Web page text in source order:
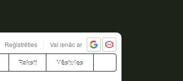
Reģistrēties Vai ienāc ar
Raksti Vēstules